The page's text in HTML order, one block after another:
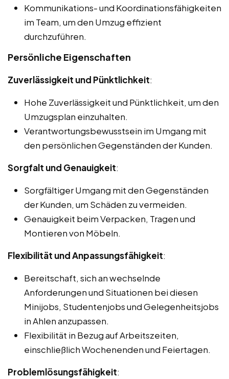
Kommunikations- und Koordinationsfähigkeiten
im Team, um den Umzug effizient
durchzuführen.
Persönliche Eigenschaften
Zuverlässigkeit und Pünktlichkeit:
Hohe Zuverlässigkeit und Pünktlichkeit, um den
Umzugsplan einzuhalten.
Verantwortungsbewusstsein im Umgang mit
den persönlichen Gegenständen der Kunden.
Sorgfalt und Genauigkeit:
Sorgfältiger Umgang mit den Gegenständen
der Kunden, um Schäden zu vermeiden.
Genauigkeit beim Verpacken, Tragen und
Montieren von Möbeln.
Flexibilität und Anpassungsfähigkeit:
Bereitschaft, sich an wechselnde
Anforderungen und Situationen bei diesen
Minijobs, Studentenjobs und Gelegenheitsjobs
in Ahlen anzupassen.
Flexibilität in Bezug auf Arbeitszeiten,
einschließlich Wochenenden und Feiertagen.
Problemlösungsfähigkeit: